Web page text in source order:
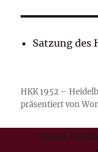
Satzung des
HKK 1952 –
präsentiert von
Social